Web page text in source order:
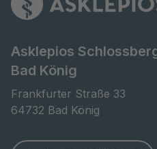
Asklepios
Bad König
Frankfurter Straße 33
64732 Bad König